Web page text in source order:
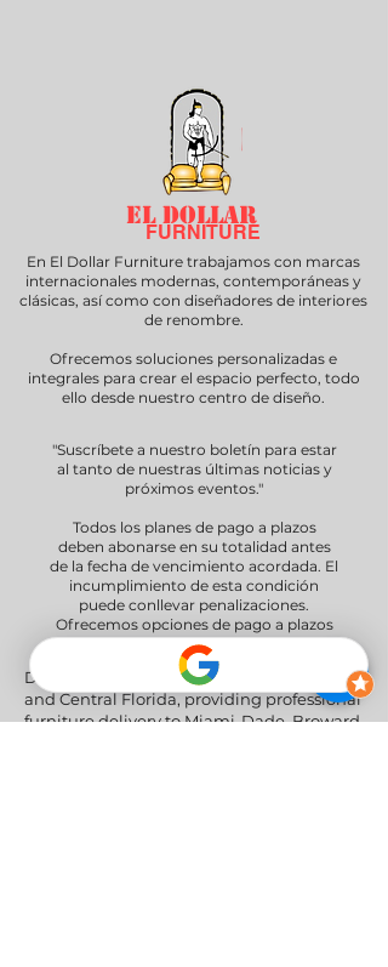
EL DOLLAR
FURNITURE
En El Dollar Furniture trabajamos con marcas
internacionales modernas, contemporáneas y
clásicas, así como con diseñadores de interiores
de renombre.
Ofrecemos soluciones personalizadas e
integrales para crear el espacio perfecto, todo
ello desde nuestro centro de diseño.
"Suscríbete a nuestro boletín para estar
al tanto de nuestras últimas noticias y
próximos eventos."
Todos los planes de pago a plazos
deben abonarse en su totalidad antes
de la fecha de vencimiento acordada. El
incumplimiento de esta condición
puede conllevar penalizaciones.
Ofrecemos opciones de pago a plazos
de 30 y 60 días.
Delivery Areas" We proudly serve South
and Central Florida, providing professional
furniture delivery to Miami-Dade, Broward,